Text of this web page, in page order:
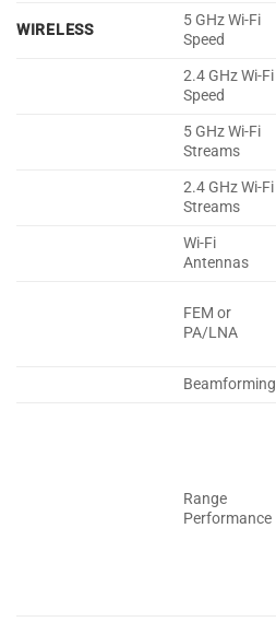
WIRELESS
5 GHz Wi-Fi
Speed
2.4 GHz Wi-Fi
Speed
5 GHz Wi-Fi
Streams
2.4 GHz Wi-Fi
Streams
Wi-Fi
Antennas
FEM or
PA/LNA
Beamforming
Range
Performance